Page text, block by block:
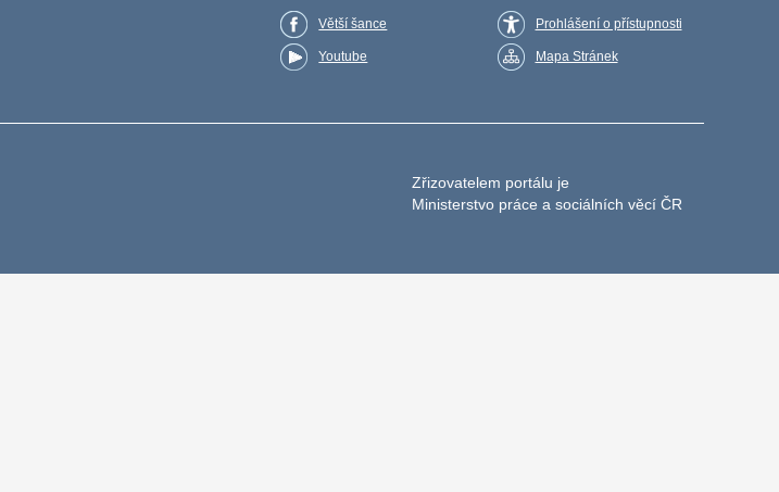
Větší šance
Youtube
Prohlášení o přístupnosti
Mapa Stránek
Zřizovatelem portálu je
Ministerstvo práce a sociálních věcí ČR